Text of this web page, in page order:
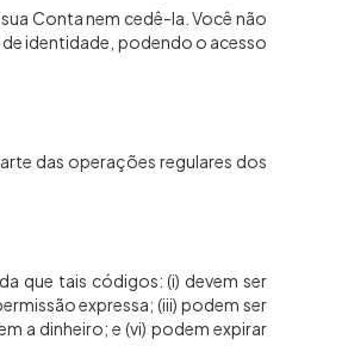
Conta nem cedê-la. Você não
identidade, podendo o acesso
das operações regulares dos
que tais códigos: (i) devem ser
expressa; (iii) podem ser
a dinheiro; e (vi) podem expirar